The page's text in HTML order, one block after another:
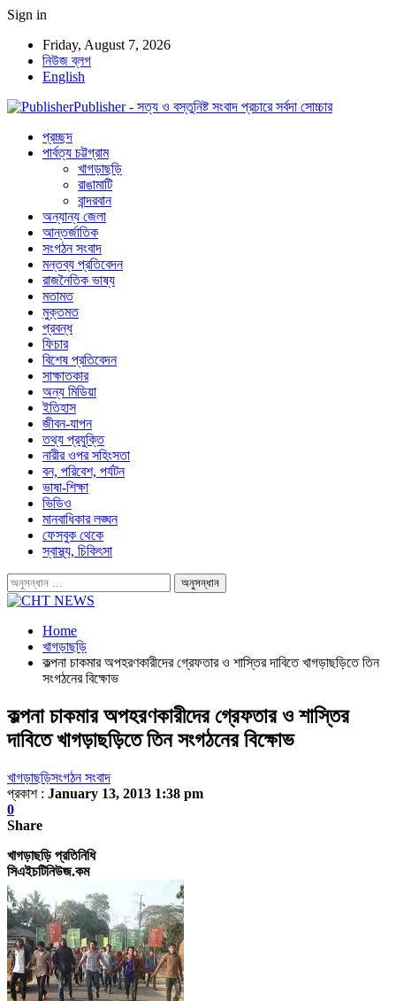
Sign in
Friday, August 7, 2026
নিউজ ব্লগ
English
Publisher - সত্য ও বস্তুনিষ্ট সংবাদ প্রচারে সর্বদা সোচ্চার
প্রচ্ছদ
পার্বত্য চট্টগ্রাম
খাগড়াছড়ি
রাঙামাটি
বান্দরবান
অন্যান্য জেলা
আন্তর্জাতিক
সংগঠন সংবাদ
মন্তব্য প্রতিবেদন
রাজনৈতিক ভাষ্য
মতামত
মুক্তমত
প্রবন্ধ
ফিচার
বিশেষ প্রতিবেদন
সাক্ষাতকার
অন্য মিডিয়া
ইতিহাস
জীবন-যাপন
তথ্য প্রযুক্তি
নারীর ওপর সহিংসতা
বন, পরিবেশ, পর্যটন
ভাষা-শিক্ষা
ভিডিও
মানবাধিকার লঙ্ঘন
ফেসবুক থেকে
স্বাস্থ্য, চিকিৎসা
Home
খাগড়াছড়ি
কল্পনা চাকমার অপহরণকারীদের গ্রেফতার ও শাস্তির দাবিতে খাগড়াছড়িতে তিন
সংগঠনের বিক্ষোভ
কল্পনা চাকমার অপহরণকারীদের গ্রেফতার ও শাস্তির
দাবিতে খাগড়াছড়িতে তিন সংগঠনের বিক্ষোভ
খাগড়াছড়িসংগঠন সংবাদ
প্রকাশ : January 13, 2013 1:38 pm
0
Share
খাগড়াছড়ি প্রতিনিধি
সিএইচটিনিউজ.কম